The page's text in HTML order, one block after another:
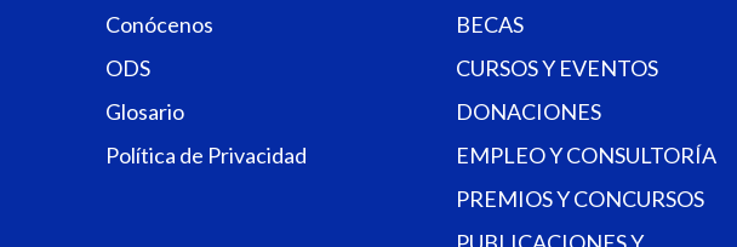
Conócenos
ODS
Glosario
Política de Privacidad
BECAS
CURSOS Y EVENTOS
DONACIONES
EMPLEO Y CONSULTORÍA
PREMIOS Y CONCURSOS